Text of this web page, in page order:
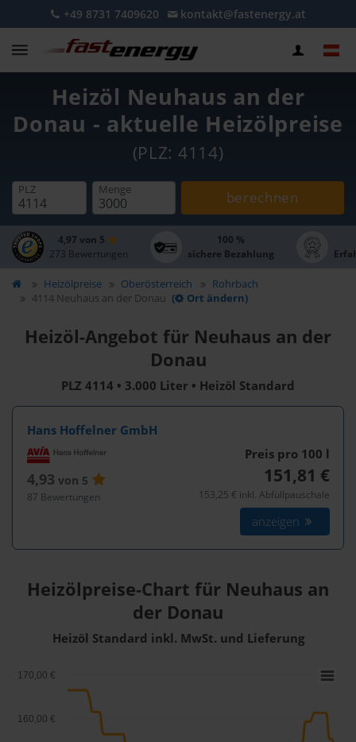
+49 8731 7409620 kontakt@fastenergy.at
Heizöl Neuhaus an der
Donau - aktuelle Heizölpreise
(PLZ: 4114)
PLZ Menge berechnen
4,97 von 5
273 Bewertungen
100 %
sichere Bezahlung
Heizölpreise Oberösterreich
Rohrbach
4114 Neuhaus an der Donau ( Ort ändern)
Heizöl-Angebot für Neuhaus an der
Donau
PLZ 4114 • 3.000 Liter • Heizöl Standard
Hans Hoffelner GmbH
4,93 von 5
87 Bewertungen
Preis pro 100 l
151,81 €
153,25 € inkl. Abfüllpauschale
anzeigen
Heizölpreise-Chart für Neuhaus an
der Donau
Heizöl Standard inkl. MwSt. und Lieferung
160,00 €
170,00 €